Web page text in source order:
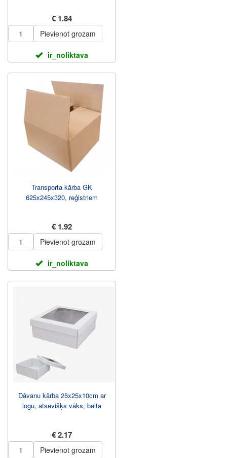
€ 1.84
Pievienot grozam
ir_noliktava
Transporta kārba GK
625x245x320, reģistriem
€ 1.92
Pievienot grozam
ir_noliktava
Dāvanu kārba 25x25x10cm ar
logu, atsevišķs vāks, balta
€ 2.17
Pievienot grozam